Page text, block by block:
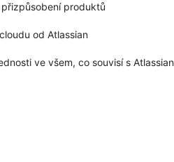
produktů
od Atlassian
ve všem, co souvisí s